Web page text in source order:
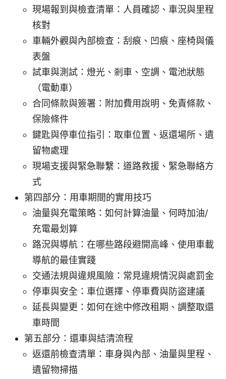
現場報到與檢查清單：人員確認、車況與里程
核對
車輛外觀與內部檢查：刮痕、凹痕、座椅與儀
表盤
試車與測試：燈光、剎車、空調、電池狀態
（電動車）
合同條款與簽署：附加費用說明、免責條款、
保險條件
鍵匙與停車位指引：取車位置、返還場所、遺
留物處理
現場支援與緊急聯繫：道路救援、緊急聯絡方
式
第四部分：用車期間的實用技巧
油量與充電策略：如何計算油量、何時加油/
充電最划算
路況與導航：在哪些路段避開高峰、使用車載
導航的最佳實踐
交通法規與違規風險：常見違規情況與處罰金
停車與安全：車位選擇、停車費與防盜建議
延長與變更：如何在途中修改租期、調整取還
車時間
第五部分：還車與結清流程
返還前檢查清單：車身與內部、油量與里程、
遺留物掃描